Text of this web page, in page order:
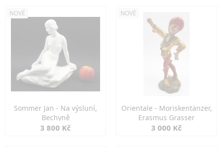
NOVÉ
Sommer Jan - Na výsluní,
Bechyně
3 800 Kč
NOVÉ
Orientale - Moriskentänzer,
Erasmus Grasser
3 000 Kč